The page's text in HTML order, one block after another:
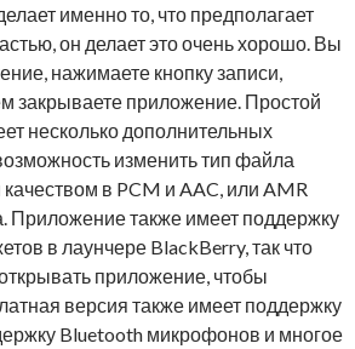
именно то, что предполагает
он делает это очень хорошо. Вы
нажимаете кнопку записи,
закрываете приложение. Простой
несколько дополнительных
изменить тип файла
в PCM и AAC, или AMR
Приложение также имеет поддержку
в лаунчере BlackBerry, так что
приложение, чтобы
версия также имеет поддержку
Bluetooth микрофонов и многое